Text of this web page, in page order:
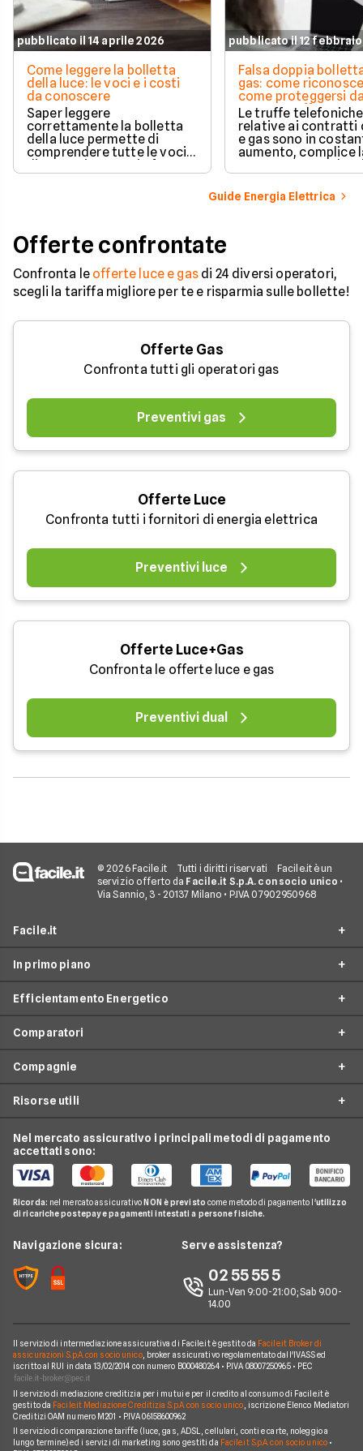
pubblicato il 14 aprile 2026
Come leggere la bolletta
della luce: le voci e i costi
da conoscere
Saper leggere
correttamente la bolletta
della luce permette di
comprendere tutte le voci
di spesa riportate in fattura.
Scopri come leggere la
ricezione) per i principali
operatori di energia.
pubblicato il 12
Falsa doppia
gas: come
come proteggersi
questa truffa
Le truffe telefoniche
relative ai contratti
e gas sono in
aumento, complice
crescente
delle normative e
offerte sul mercato.
Guide Energia Elettrica
Offerte confrontate
Confronta le offerte luce e gasdi 24 diversi operatori,
scegli la tariffa migliore per te e risparmia sulle bollette!
Offerte Gas
Confronta tutti gli operatori gas
Preventivi gas
Offerte Luce
Confronta tutti i fornitori di energia elettrica
Preventivi luce
Offerte Luce+Gas
Confronta le offerte luce e gas
Preventivi dual
© 2026 Facile.it Tutti i diritti riservati
Facile.it è un
servizio offerto da Facile.it S.p.A. con socio unico •
Via Sannio, 3 - 20137 Milano • P.IVA 07902950968
Facile.it
Assicurazioni
Prestiti
Conti e Carte
Pay TV
Noleggio Lungo Termine
News
Contatti
In primo piano
Offerte Luce e Gas
Offerte Energia Elettrica
Migliori Offerte Luce
Migliori Offerte Gas
Efficientamento Energetico
Impianto fotovoltaico
Caldaia a condensazione
Climatizzazione
Comparatori
Costo Gas
Costo Kwh
Cambio gestore energia
Miglior Fornitore Energia Elettrica
Miglior Fornitore Gas
Compagnie
Eni Plenitude
Acea
Gas Natural
A2A
Edison
Iren
Optima
Sorgenia
Fornitori Energetici
Risorse utili
Osservatorio Gas e Luce
Guida Luce e Gas
Domande Luce e Gas
Glossario Gas e Luce
Notizie Luce e Gas
Argomenti in evidenza Gas e Luce
Nel mercato assicurativo i principali metodi di pagamento
accettati sono:
Ricorda: nel mercato assicurativo NON è previsto come metodo di pagamento l'utilizzo
di ricariche postepay e pagamenti intestati a persone fisiche.
Navigazione sicura: Serve assistenza?
02 55 55 5
Lun-Ven 9:00-21:00; Sab 9.00-
14.00
Il servizio di intermediazione assicurativa di Facile.it è gestito da Facile.it Broker di
assicurazioni S.p.A. con socio unico, broker assicurativo regolamentato dall'IVASS ed
iscritto al RUI in data 13/02/2014 con numero B000480264 • P.IVA 08007250965 • PEC
Il servizio di mediazione creditizia per i mutui e per il credito al consumo di Facile.it è
gestito da Facile.it Mediazione Creditizia S.p.A. con socio unico , iscrizione Elenco Mediatori
Creditizi OAM numero M201 • P.IVA 06158600962
Il servizio di comparazione tariffe (luce, gas, ADSL, cellulari, conti e carte, noleggio a
lungo termine) ed i servizi di marketing sono gestiti da Facile.it S.p.A. con socio unico•